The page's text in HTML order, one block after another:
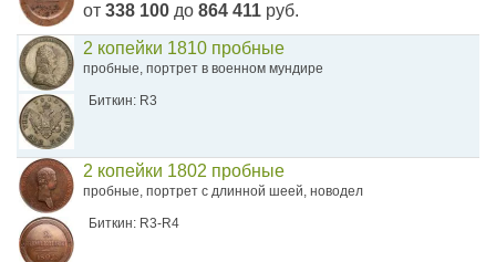
от 338 100 до 864 411 руб.
2 копейки 1810 пробные
пробные, портрет в военном мундире
Биткин: R3
2 копейки 1802 пробные
пробные, портрет с длинной шеей, новодел
Биткин: R3-R4